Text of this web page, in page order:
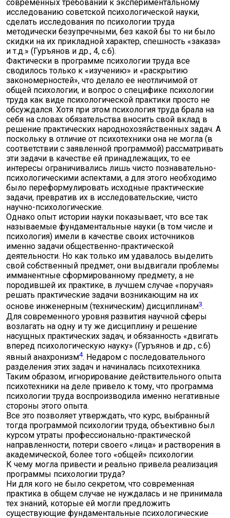
современных требований к экспериментальному
исследованию советской психологической науки,
сделать исследования по психологии труда
методически безупречными, без какой бы то ни было
скидки на их прикладной характер, спешность «заказа»
и т.д.» (Гуръянов и др., 4, с.6).
Фактически в программе психологии труда все
сводилось только к «изучению» и «раскрытию
закономерностей», что делало ее неотличимой от
общей психологии, и вопрос о специфике психологии
труда как виде психологической практики просто не
обсуждался. Хотя при этом психология труда брала на
себя на словах обязательства вносить свой вклад в
решение практических народнохозяйственных задач. А
поскольку в отличие от психотехники она не могла (в
соответствии с заявленной программой) рассматривать
эти задачи в качестве ей принадлежащих, то ее
интересы ограничивались лишь чисто познавательно-
психологическими аспектами, а для этого необходимо
было переформулировать исходные практические
задачи, превратив их в исследовательские, чисто
научно-психологические.
Однако опыт истории науки показывает, что все так
называемые фундаментальные науки (в том числе и
психология) имели в качестве своих источников
именно задачи общественно-практической
деятельности. Но как только им удавалось выделить
свой собственный предмет, они выдвигали проблемы
имманентные сформированному предмету, а не
породившей их практике, в лучшем случае «поручая»
решать практические задачи возникающим на их
основе инженерным (техническим) дисциплинам3.
Для современного уровня развития научной сферы
возлагать на одну и ту же дисциплину и решение
насущных практических задач, и обязанность «двигать
вперед психологическую науку» (Гуръянов и др., с.6)
явный анахронизм4. Недаром с последовательного
разделения этих задач и начиналась психотехника.
Таким образом, игнорирование действительного опыта
психотехники на деле привело к тому, что программа
психологии труда воспроизводила именно негативные
стороны этого опыта.
Все это позволяет утверждать, что курс, выбранный
тогда программой психологии труда, объективно был
курсом утраты профессионально-практической
направленности, потери своего «лица» и растворения в
академической, более того «общей» психологии.
К чему могла привести и реально привела реализация
программы психологии труда?
Ни для кого не было секретом, что современная
практика в общем случае не нуждалась и не принимала
тех знаний, которые ей могли предложить
существующие фундаментальные психологические